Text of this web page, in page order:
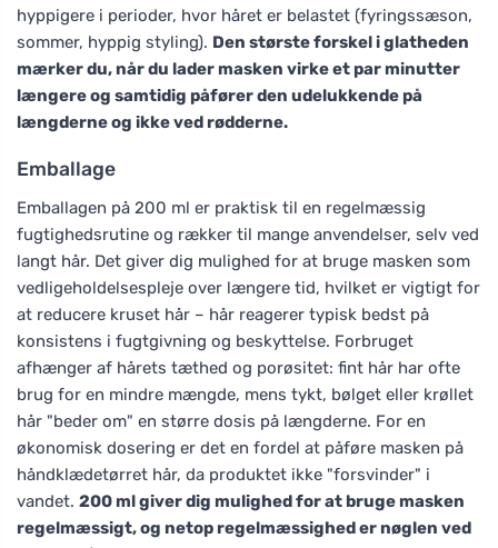
hyppigere i perioder, hvor håret er belastet (fyringssæson,
sommer, hyppig styling). Den største forskel i glatheden
mærker du, når du lader masken virke et par minutter
længere og samtidig påfører den udelukkende på
længderne og ikke ved rødderne.
Emballage
Emballagen på 200 ml er praktisk til en regelmæssig
fugtighedsrutine og rækker til mange anvendelser, selv ved
langt hår. Det giver dig mulighed for at bruge masken som
vedligeholdelsespleje over længere tid, hvilket er vigtigt for
at reducere kruset hår – hår reagerer typisk bedst på
konsistens i fugtgivning og beskyttelse. Forbruget
afhænger af hårets tæthed og porøsitet: fint hår har ofte
brug for en mindre mængde, mens tykt, bølget eller krøllet
hår "beder om" en større dosis på længderne. For en
økonomisk dosering er det en fordel at påføre masken på
håndklædetørret hår, da produktet ikke "forsvinder" i
vandet. 200 ml giver dig mulighed for at bruge masken
regelmæssigt, og netop regelmæssighed er nøglen ved